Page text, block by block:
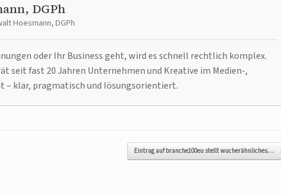
DGPh
Hoesmann, DGPh
oder Ihr Business geht, wird es schnell rechtlich komplex.
seit fast 20 Jahren Unternehmen und Kreative im Medien-,
– klar, pragmatisch und lösungsorientiert.
Eintrag auf branche100eu stellt wucherähnliches…